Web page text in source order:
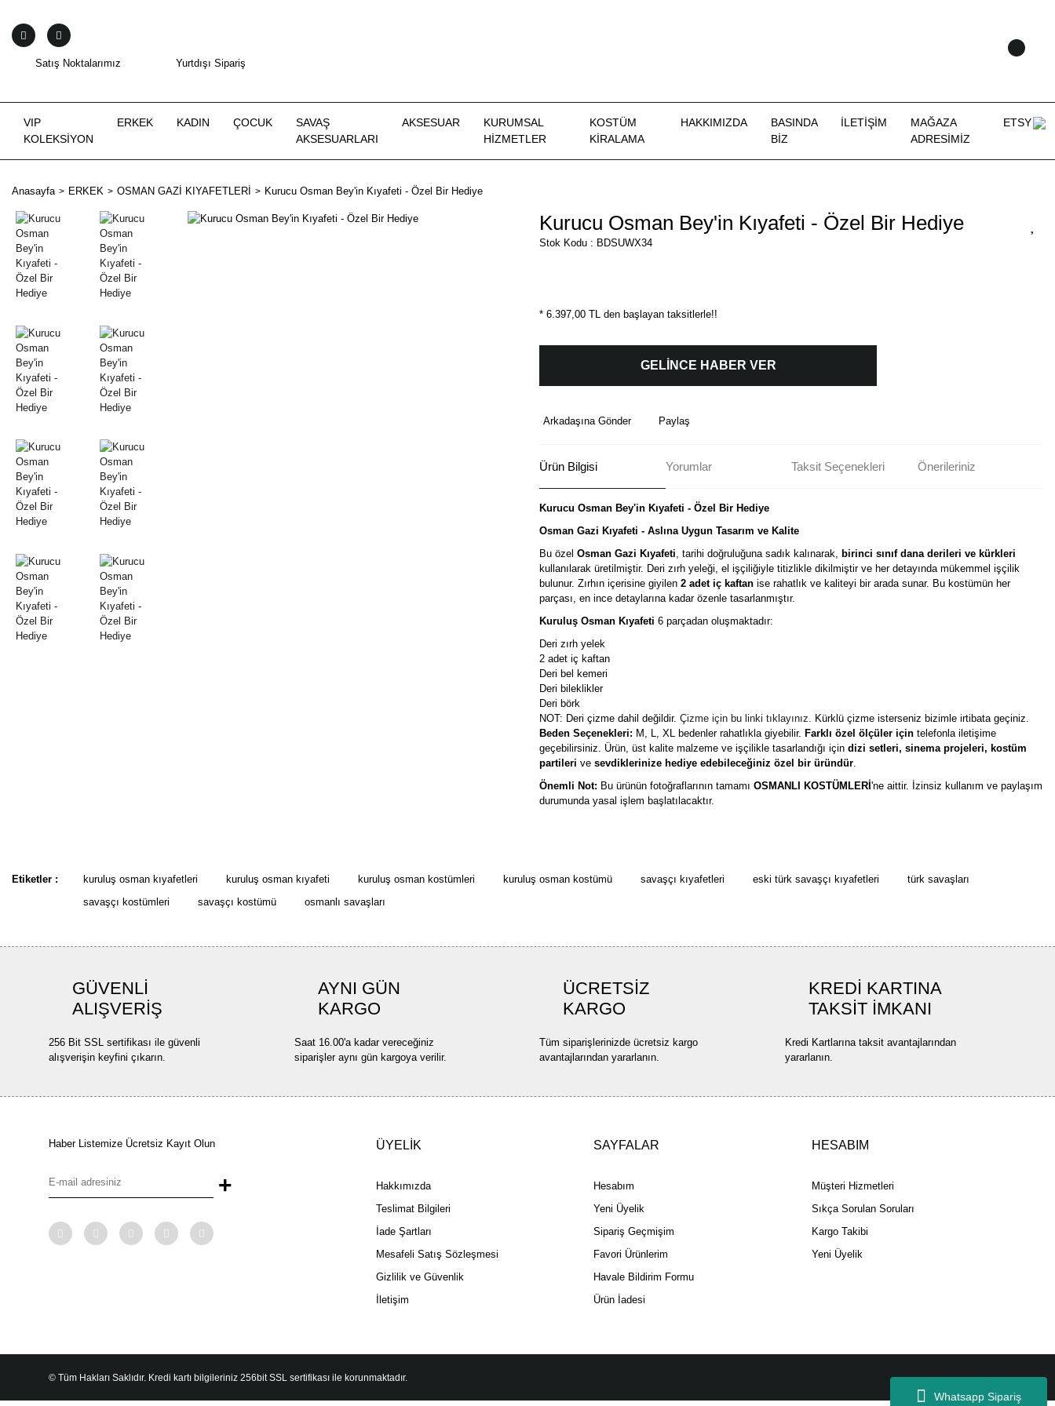
Whatsapp Sipariş
Satış Noktalarımız Yurtdışı Sipariş
VIP
KOLEKSİYON
ERKEK KADIN ÇOCUK
SAVAŞ
AKSESUARLARI
AKSESUAR
KURUMSAL
HİZMETLER
KOSTÜM
KIRALAMA
HAKKIMIZDA
BASINDA
BİZ
İLETİŞİM
MAĞAZA
ADRESİMİZ
ETSY
Anasayfa ERKEK OSMAN GAZİ KIYAFETLERİ Kurucu Osman Bey'in Kıyafeti - Özel Bir Hediye
Kurucu Osman Bey'in Kıyafeti - Özel Bir Hediye
Stok Kodu : BDSUWX34
* 6.397,00 TL den başlayan taksitlerle!!
GELİNCE HABER VER
Arkadaşına Gönder Paylaş
Ürün Bilgisi Yorumlar Taksit Seçenekleri Önerileriniz
Kurucu Osman Bey'in Kıyafeti - Özel Bir Hediye
Osman Gazi Kıyafeti - Aslına Uygun Tasarım ve Kalite
Bu özel Osman Gazi Kıyafeti, tarihi doğruluğuna sadık kalınarak, birinci sınıf dana derileri ve kürkleri
kullanılarak üretilmiştir. Deri zırh yeleği, el işçiliğiyle titizlikle dikilmiştir ve her detayında mükemmel işçilik
bulunur. Zırhın içerisine giyilen 2 adet iç kaftan ise rahatlık ve kaliteyi bir arada sunar. Bu kostümün her
parçası, en ince detaylarına kadar özenle tasarlanmıştır.
Kuruluş Osman Kıyafeti 6 parçadan oluşmaktadır:
Deri zırh yelek
2 adet iç kaftan
Deri bel kemeri
Deri bileklikler
Deri börk
NOT: Deri çizme dahil değildir. Çizme için bu linki tıklayınız. Kürklü çizme isterseniz bizimle irtibata geçiniz.
Beden Seçenekleri: M, L, XL bedenler rahatlıkla giyebilir. Farklı özel ölçüler için telefonla iletişime
geçebilirsiniz. Ürün, üst kalite malzeme ve işçilikle tasarlandığı için dizi setleri, sinema projeleri, kostüm
partileri ve sevdiklerinize hediye edebileceğiniz özel bir üründür.
Önemli Not: Bu ürünün fotoğraflarının tamamı OSMANLI KOSTÜMLERİ 'ne aittir. İzinsiz kullanım ve paylaşım
durumunda yasal işlem başlatılacaktır.
Bu ürüne ilk yorumu siz yapın!
Görüş ve önerileriniz için teşekkür ederiz.
Ürün fiyatı diğer sitelerden daha pahalı.
Bu ürüne benzer farklı alternatifler olmalı.
Etiketler : kuruluş osman kıyafetleri kuruluş osman kıyafeti kuruluş osman kostümleri kuruluş osman kostümü savaşçı kıyafetleri eski türk savaşçı kıyafetleri
türk savaşları
savaşçı kostümleri
savaşçı kostümü osmanlı savaşları
GÜVENLİ
ALIŞVERİŞ
256 Bit SSL sertifikası ile güvenli
alışverişin keyfini çıkarın.
AYNI GÜN
KARGO
Saat 16.00'a kadar vereceğiniz
siparişler aynı gün kargoya verilir.
ÜCRETSİZ
KARGO
Tüm siparişlerinizde ücretsiz kargo
avantajlarından yararlanın.
KREDİ KARTINA
TAKSİT İMKANI
Kredi Kartlarına taksit avantajlarından
yararlanın.
Haber Listemize Ücretsiz Kayıt Olun
+
ÜYELİK
Hakkımızda
Teslimat Bilgileri
İade Şartları
Mesafeli Satış Sözleşmesi
Gizlilik ve Güvenlik
İletişim
SAYFALAR
Hesabım
Yeni Üyelik
Sipariş Geçmişim
Favori Ürünlerim
Havale Bildirim Formu
Ürün İadesi
HESABIM
Müşteri Hizmetleri
Sıkça Sorulan Soruları
Kargo Takibi
Yeni Üyelik
© Tüm Hakları Saklıdır. Kredi kartı bilgileriniz 256bit SSL sertifikası ile korunmaktadır.